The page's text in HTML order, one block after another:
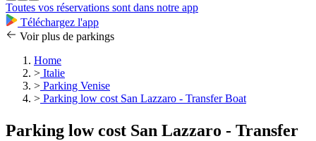
Toutes vos réservations sont dans notre app
Téléchargez l'app
Voir plus de parkings
Home
> Italie
> Parking Venise
> Parking low cost San Lazzaro - Transfer Boat
Parking low cost San Lazzaro - Transfer